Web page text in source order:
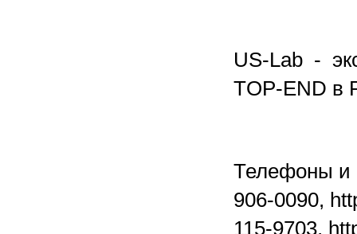
US-Lab -
TOP-END в
Телефоны и
906-0090,
115-9703,